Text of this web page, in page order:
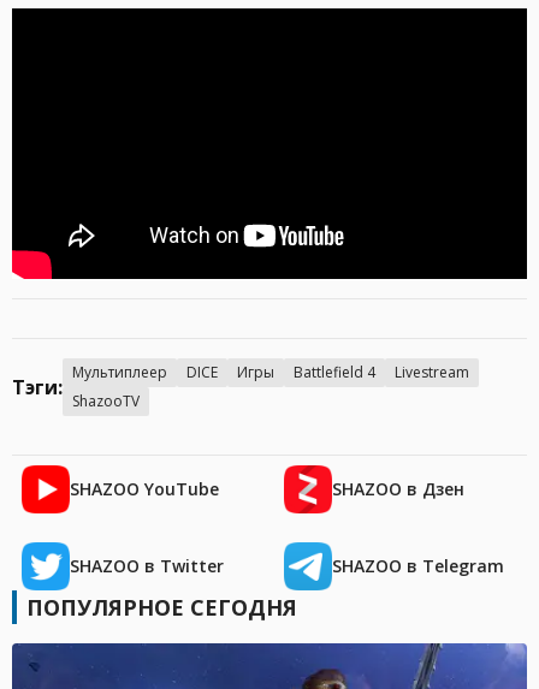
Тэги:
Мультиплеер DICE Игры Battlefield 4
Livestream
ShazooTV
SHAZOO YouTube SHAZOO в Дзен
SHAZOO в Twitter SHAZOO в Telegram
ПОПУЛЯРНОЕ СЕГОДНЯ